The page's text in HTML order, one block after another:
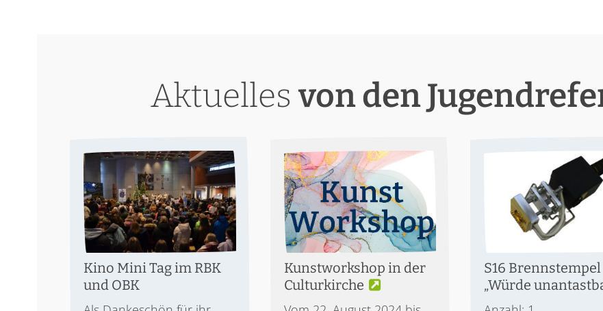
Aktuellesvon den
Kino Mini Tag im RBK
und OBK
Kunstworkshop in der
Culturkirche
S16 Brennstempel
„Würde